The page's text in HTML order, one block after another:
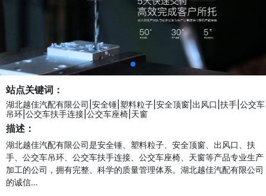
站点关键词：
湖北越佳汽配有限公司|安全锤|塑料粒子|安全顶窗|出风口|扶手|公交车
吊环|公交车扶手连接|公交车座椅|天窗
描述：
湖北越佳汽配有限公司是安全锤、塑料粒子、安全顶窗、出风口、扶
手、公交车吊环、公交车扶手连接、公交车座椅、天窗等产品专业生产
加工的公司，拥有完整、科学的质量管理体系。湖北越佳汽配有限公司
的诚信…